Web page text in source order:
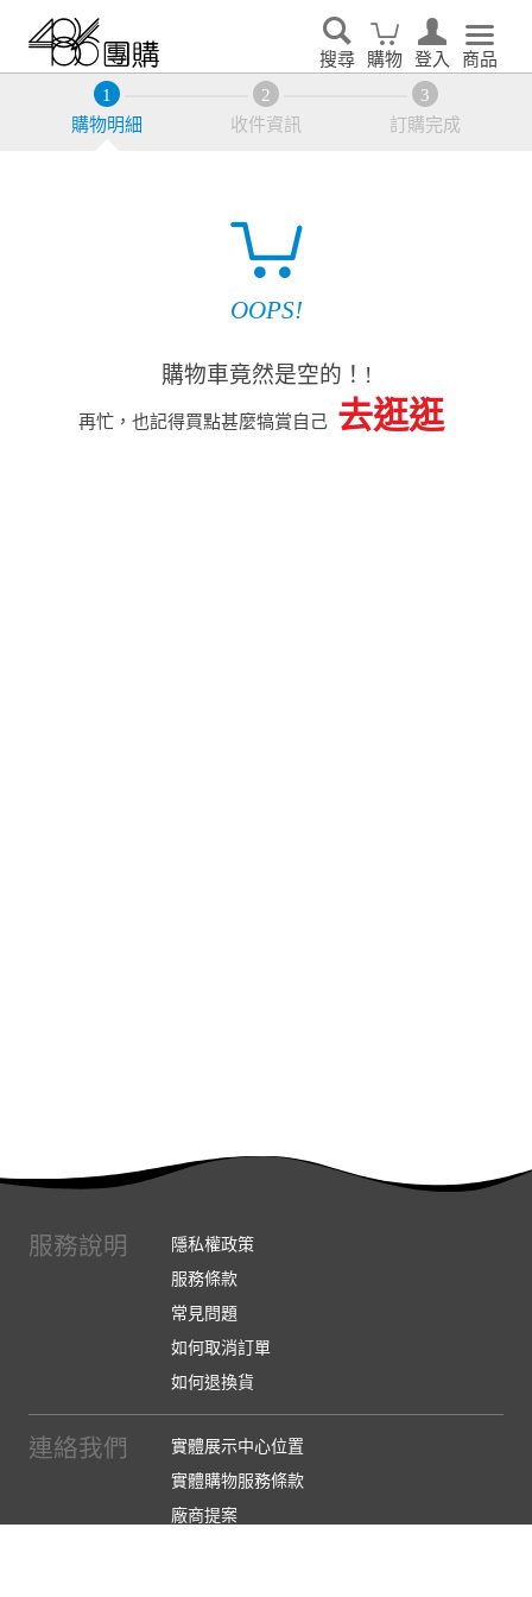
搜尋 購物 登入 商品
購物明細 收件資訊 訂購完成
OOPS!
購物車竟然是空的！!
再忙，也記得買點甚麼犒賞自己 去逛逛
服務說明
隱私權政策
服務條款
常見問題
如何取消訂單
如何退換貨
連絡我們
實體展示中心位置
實體購物服務條款
廠商提案